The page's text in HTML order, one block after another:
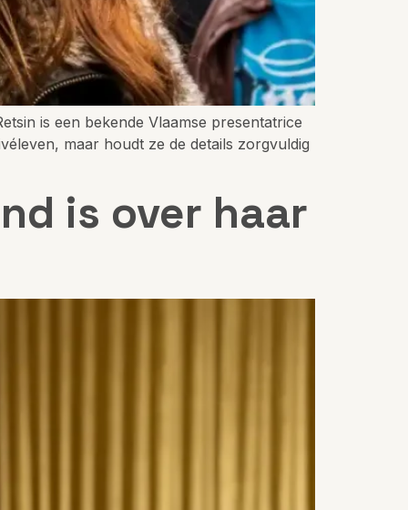
is een bekende Vlaamse presentatrice
maar houdt ze de details zorgvuldig
is over haar